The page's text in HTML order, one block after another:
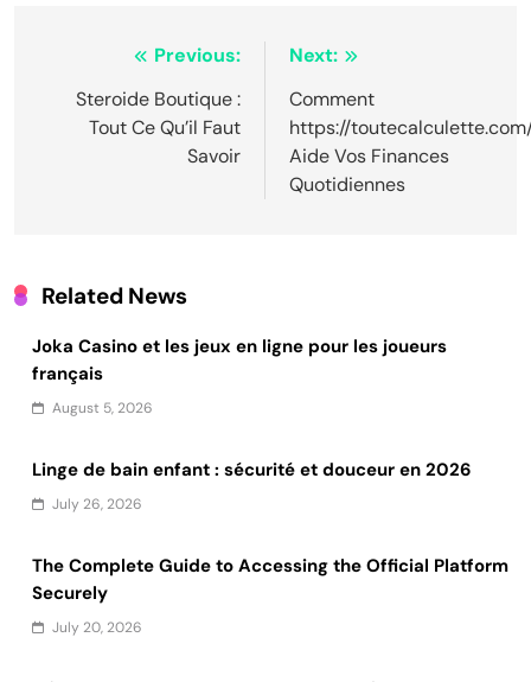
navigation
Previous:
Steroide Boutique :
Tout Ce Qu’il Faut
Savoir
Next:
Comment
https://
Aide Vos Finances
Quotidiennes
Related News
Joka Casino et les jeux en ligne pour les joueurs
français
August 5, 2026
Linge de bain enfant : sécurité et douceur en 2026
July 26, 2026
The Complete Guide to Accessing the Official Platform
Securely
July 20, 2026